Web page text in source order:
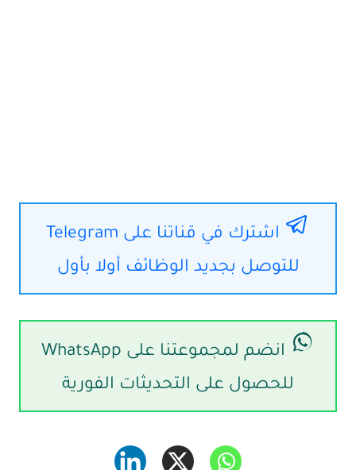
اشترك في قناتنا على Telegram
للتوصل بجديد الوظائف أولا بأول
انضم لمجموعتنا على WhatsApp
للحصول على التحديثات الفورية